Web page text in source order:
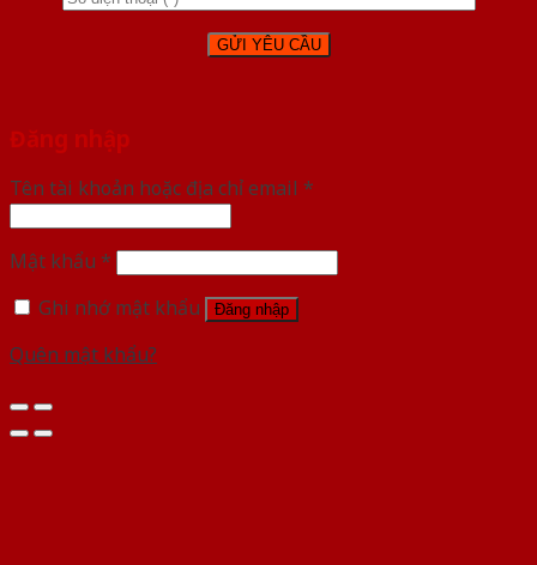
Đăng nhập
Tên tài khoản hoặc địa chỉ email *
Mật khẩu *
Ghi nhớ mật khẩu
Đăng nhập
Quên mật khẩu?